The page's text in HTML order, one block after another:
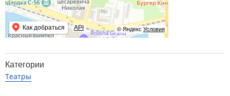
© Яндекс Условия
Как добраться API
Категории
Театры